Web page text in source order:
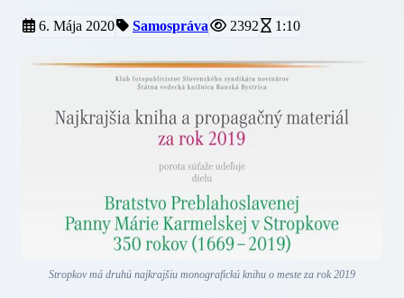
6. Mája 2020 Samospráva 2392 1:10
Stropkov má druhú najkrajšiu monografickú knihu o meste za rok 2019